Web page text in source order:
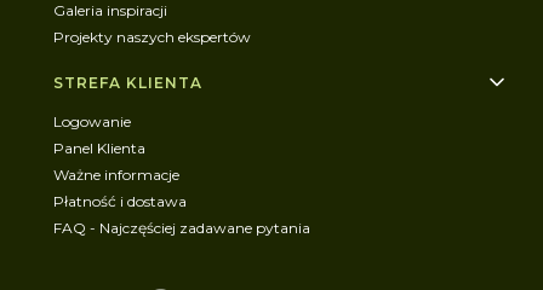
Galeria inspiracji
Projekty naszych ekspertów
STREFA KLIENTA
Logowanie
Panel Klienta
Ważne informacje
Płatność i dostawa
FAQ - Najczęściej zadawane pytania